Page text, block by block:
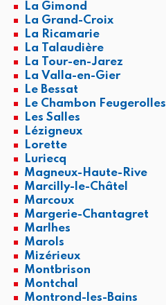
La Gimond
La Grand-Croix
La Ricamarie
La Talaudière
La Tour-en-Jarez
La Valla-en-Gier
Le Bessat
Le Chambon Feugerolles
Les Salles
Lézigneux
Lorette
Luriecq
Magneux-Haute-Rive
Marcilly-le-Châtel
Marcoux
Margerie-Chantagret
Marlhes
Marols
Mizérieux
Montbrison
Montchal
Montrond-les-Bains